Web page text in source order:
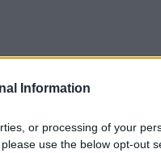
Information
or processing of your
use the below opt-out